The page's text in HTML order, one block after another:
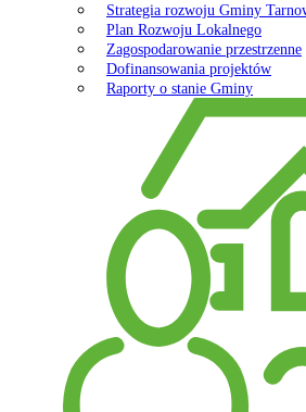
Strategia rozwoju Gminy
Plan Rozwoju Lokalnego
Zagospodarowanie przestrzenne
Dofinansowania projektów
Raporty o stanie Gminy